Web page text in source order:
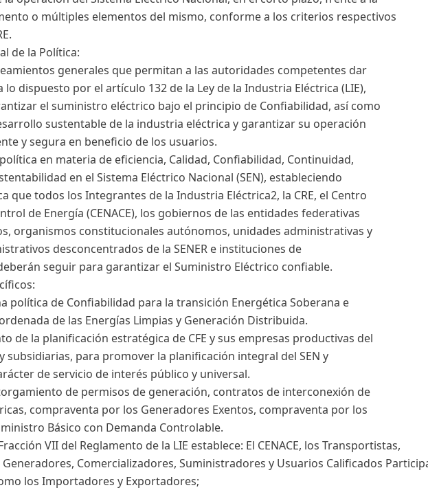
o múltiples elementos del mismo, conforme a los criterios respectivos
de la Política:
generales que permitan a las autoridades competentes dar
dispuesto por el artículo 132 de la Ley de la Industria Eléctrica (LIE),
el suministro eléctrico bajo el principio de Confiabilidad, así como
sustentable de la industria eléctrica y garantizar su operación
y segura en beneficio de los usuarios.
en materia de eficiencia, Calidad, Confiabilidad, Continuidad,
en el Sistema Eléctrico Nacional (SEN), estableciendo
que todos los Integrantes de la Industria Eléctrica2, la CRE, el Centro
de Energía (CENACE), los gobiernos de las entidades federativas
organismos constitucionales autónomos, unidades administrativas y
desconcentrados de la SENER e instituciones de
seguir para garantizar el Suministro Eléctrico confiable.
política de Confiabilidad para la transición Energética Soberana e
de las Energías Limpias y Generación Distribuida.
de la planificación estratégica de CFE y sus empresas productivas del
subsidiarias, para promover la planificación integral del SEN y
de servicio de interés público y universal.
de permisos de generación, contratos de interconexión de
compraventa por los Generadores Exentos, compraventa por los
Básico con Demanda Controlable.
VII del Reglamento de la LIE establece: El CENACE, los Transportistas,
Comercializadores, Suministradores y Usuarios Calificados
los Importadores y Exportadores;